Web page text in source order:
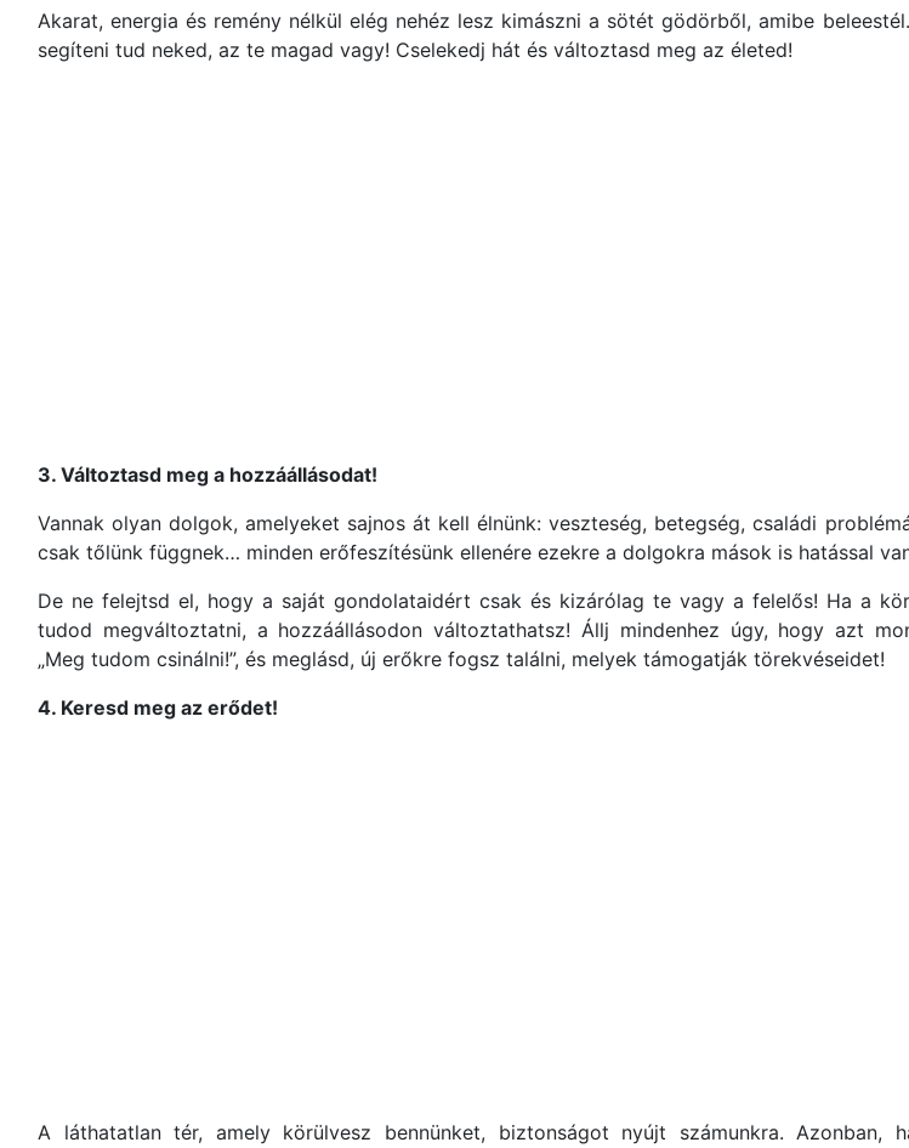
Akarat, energia és remény nélkül elég nehéz lesz kimászni a sötét gödörből, amibe
segíteni tud neked, az te magad vagy! Cselekedj hát és változtasd meg az életed!
3. Változtasd meg a hozzáállásodat!
Vannak olyan dolgok, amelyeket sajnos át kell élnünk: veszteség, betegség, családi
csak tőlünk függnek… minden erőfeszítésünk ellenére ezekre a dolgokra mások is hatással
De ne felejtsd el, hogy a saját gondolataidért csak és kizárólag te vagy a felelős! Ha a
tudod megváltoztatni, a hozzáállásodon változtathatsz! Állj mindenhez úgy, hogy azt
„Meg tudom csinálni!”, és meglásd, új erőkre fogsz találni, melyek támogatják törekvéseidet!
4. Keresd meg az erődet!
A láthatatlan tér, amely körülvesz bennünket, biztonságot nyújt számunkra. Azonban,